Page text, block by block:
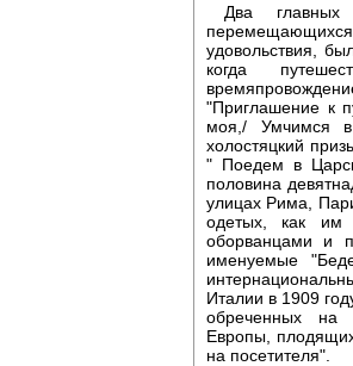
Два
удовольствия,
когда
"Приглашение к
моя,/ Умчимся
холостяцкий
" Поедем в
половина
улицах Рима,
одетых, как им
оборванцами и
именуемые
Италии в 1909
обреченных на
Европы,
на посетителя".